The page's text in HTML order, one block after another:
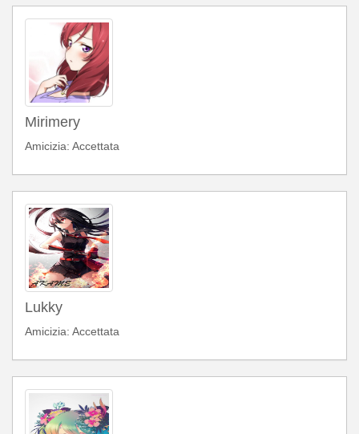
Mirimery
Amicizia: Accettata
Lukky
Amicizia: Accettata